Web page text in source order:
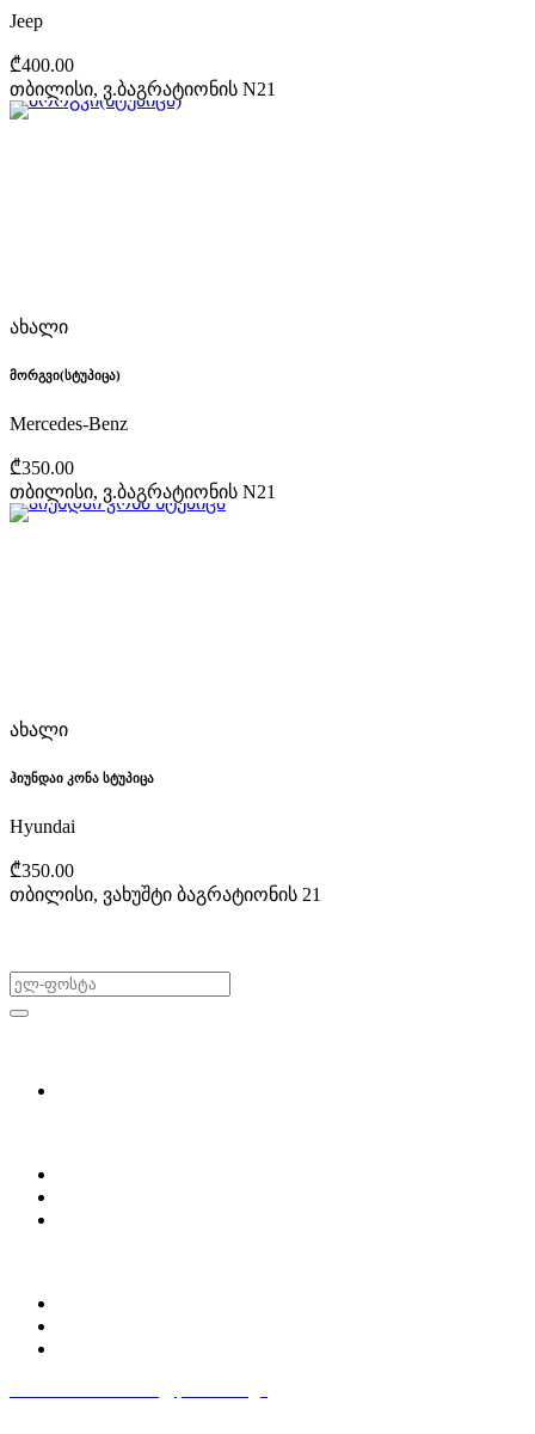
Jeep
₾400.00
თბილისი, ვ.ბაგრატიონის N21
ახალი
მორგვი(სტუპიცა)
Mercedes-Benz
₾350.00
თბილისი, ვ.ბაგრატიონის N21
ახალი
ჰიუნდაი კონა სტუპიცა
Hyundai
₾350.00
თბილისი, ვახუშტი ბაგრატიონის 21